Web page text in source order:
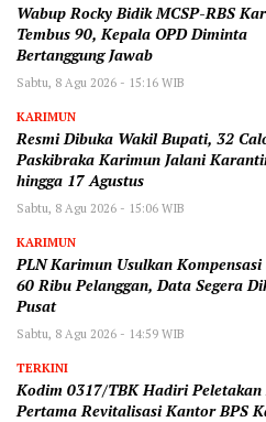
Wabup Rocky Bidik MCSP-RBS
Tembus 90, Kepala OPD Diminta
Bertanggung Jawab
Sabtu, 8 Agu 2026 - 15:16 WIB
KARIMUN
Resmi Dibuka Wakil Bupati, 32
Paskibraka Karimun Jalani
hingga 17 Agustus
Sabtu, 8 Agu 2026 - 15:06 WIB
KARIMUN
PLN Karimun Usulkan
60 Ribu Pelanggan, Data Segera
Pusat
Sabtu, 8 Agu 2026 - 14:59 WIB
TERKINI
Kodim 0317/TBK Hadiri Peletakan
Pertama Revitalisasi Kantor BPS